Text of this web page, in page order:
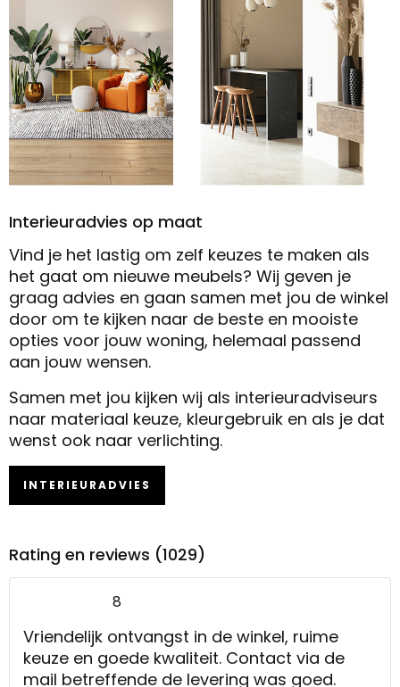
Interieuradvies op maat
Vind je het lastig om zelf keuzes te maken als
het gaat om nieuwe meubels? Wij geven je
graag advies en gaan samen met jou de winkel
door om te kijken naar de beste en mooiste
opties voor jouw woning, helemaal passend
aan jouw wensen.
Samen met jou kijken wij als interieuradviseurs
naar materiaal keuze, kleurgebruik en als je dat
wenst ook naar verlichting.
INTERIEURADVIES
Rating en reviews (1029)
8
Vriendelijk ontvangst in de winkel, ruime
keuze en goede kwaliteit. Contact via de
mail betreffende de levering was goed.